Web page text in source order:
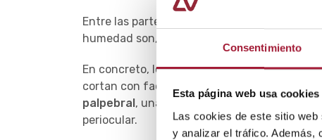
Consentimiento
Esta página web usa cookies
Las cookies de este sitio
y analizar el tráfico. Además,
Entre las partes del cuerpo que más sufren
humedad son, obviamente, aquellas que
En concreto, los labios tienen mucha
cortan con facilidad. También la zona del
palpebral, una afección que se caracteriza
periocular.